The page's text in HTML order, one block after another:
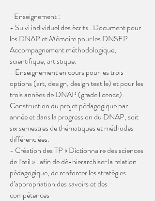
Enseignement :
- Suivi individuel des écrits : Document pour
les DNAP et Mémoire pour les DNSEP.
Accompagnement méthodologique,
scientifique, artistique.
- Enseignement en cours pour les trois
options (art, design, design textile) et pour les
trois années de DNAP (grade licence).
Construction du projet pédagogique par
année et dans la progression du DNAP, soit
six semestres de thématiques et méthodes
différenciées.
- Création des TP « Dictionnaire des sciences
de l’œil » : afin de dé-hierarchiser la relation
pédagogique, de renforcer les stratégies
d’appropriation des savoirs et des
compétences